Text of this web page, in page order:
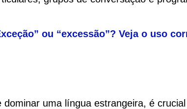
ou “excessão”? Veja o uso
dominar uma língua estrangeira, é